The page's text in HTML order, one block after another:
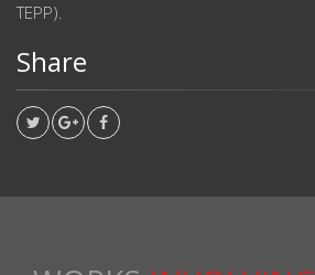
TEPP).
Share